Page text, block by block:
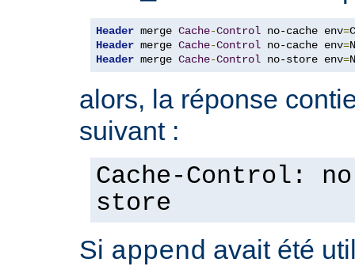
Header merge Cache-Control no-cache env=
Header merge Cache-Control no-cache env=
Header merge Cache-Control no-store env=
alors, la réponse
suivant :
Cache-Control:
store
Si append avait été